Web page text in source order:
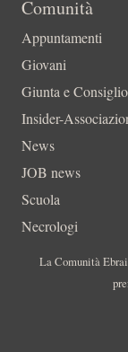
Comunità
Appuntamenti
Giovani
Giunta e Consiglio
Insider-
News
JOB news
Scuola
Necrologi
La Comunità